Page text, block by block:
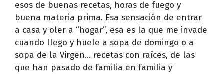
esos de buenas recetas, horas de fuego y
buena materia prima. Esa sensación de entrar
a casa y oler a “hogar”, esa es la que me invade
cuando llego y huele a sopa de domingo o a
sopa de la Virgen… recetas con raíces, de las
que han pasado de familia en familia y